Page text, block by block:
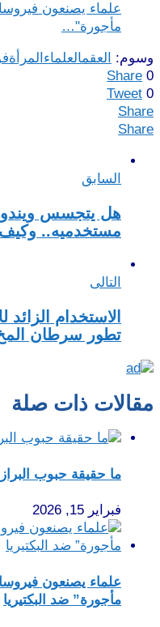
علماء يصنعون
مأجورة"…
وسوم: العقمالعلماء المرأة
Share 0
Tweet 0
Share
Share
السابق
مستخدميه..
التالى
الاستخدام
تطور سرطان
مقالات ذات صلة
ما حقيقة حبوب
فبراير 15, 2026
علماء يصنعون
مأجورة” ضد البكتيريا